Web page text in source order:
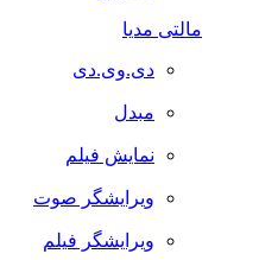
مالتی مدیا
دی.وی.دی
مبدل
نمایش فیلم
ویرایشگر صوت
ویرایشگر فیلم